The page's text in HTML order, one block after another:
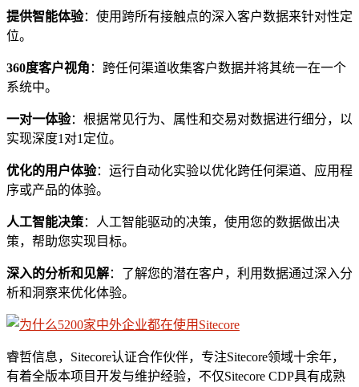
提供智能体验：使用跨所有接触点的深入客户数据来针对性定
位。
360度客户视角 ：跨任何渠道收集客户数据并将其统一在一个
系统中。
一对一体验：根据常见行为、属性和交易对数据进行细分，以
实现深度1对1定位。
优化的用户体验：运行自动化实验以优化跨任何渠道、应用程
序或产品的体验。
人工智能决策：人工智能驱动的决策，使用您的数据做出决
策，帮助您实现目标。
深入的分析和见解：了解您的潜在客户，利用数据通过深入分
析和洞察来优化体验。
睿哲信息，Sitecore认证合作伙伴，专注Sitecore领域十余年，
有着全版本项目开发与维护经验，不仅Sitecore CDP具有成熟